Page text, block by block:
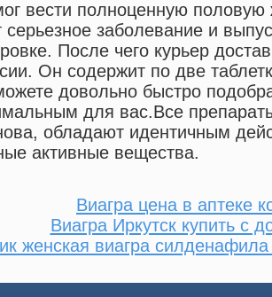
вести полноценную
заболевание и
После чего курьер
Он содержит по две
довольно быстро
для вас.Все
обладают идентичным
активные вещества.
Виагра цена в аптеке
Виагра Иркутск купить с
женская виагра